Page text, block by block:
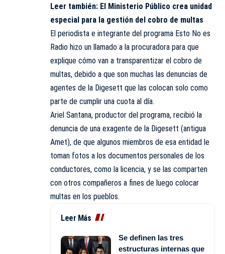
Leer también: El Ministerio Público crea unidad
especial para la gestión del cobro de multas
El periodista e integrante del programa Esto No es
Radio hizo un llamado a la procuradora para que
explique cómo van a transparentizar el cobro de
multas, debido a que son muchas las denuncias de
agentes de la Digesett que las colocan solo como
parte de cumplir una cuota al día.
Ariel Santana, productor del programa, recibió la
denuncia de una exagente de la Digesett (antigua
Amet), de que algunos miembros de esa entidad le
toman fotos a los documentos personales de los
conductores, como la licencia, y se las comparten
con otros compañeros a fines de luego colocar
multas en los pueblos.
Leer Más
Se definen las tres
estructuras internas que